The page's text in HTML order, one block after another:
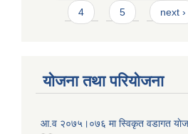
4 5 next ›
योजना तथा परियोजना
आ.व २०७५।०७६ मा स्विकृत वडागत